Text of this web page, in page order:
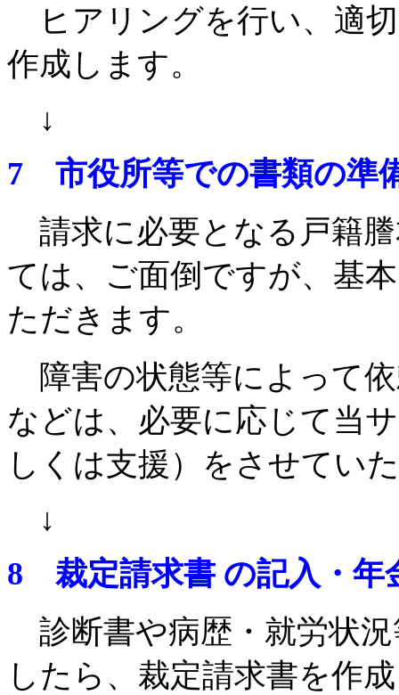
ヒアリングを行い、適
作成します。
↓
7 市役所等での書類の準
請求に必要となる戸籍
ては、ご面倒ですが、基
ただきます。
障害の状態等によって
などは、必要に応じて当
しくは支援）をさせてい
↓
8 裁定請求書 の記入・年
診断書や病歴・就労状
したら、裁定請求書を作